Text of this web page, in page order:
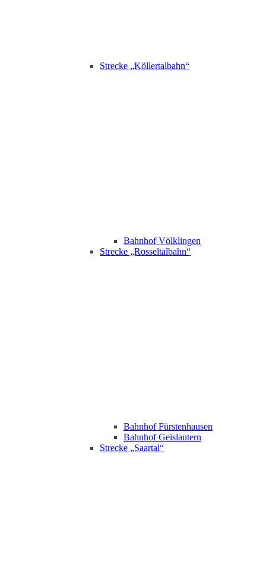
Strecke „Köllertalbahn“
Bahnhof Völklingen
Strecke „Rosseltalbahn“
Bahnhof Fürstenhausen
Bahnhof Geislautern
Strecke „Saartal“